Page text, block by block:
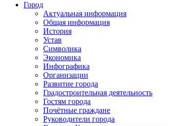
Город
Актуальная информация
Общая информация
История
Устав
Символика
Экономика
Инфографика
Организации
Развитие города
Градостроительная деятельность
Гостям города
Почётные граждане
Руководители города